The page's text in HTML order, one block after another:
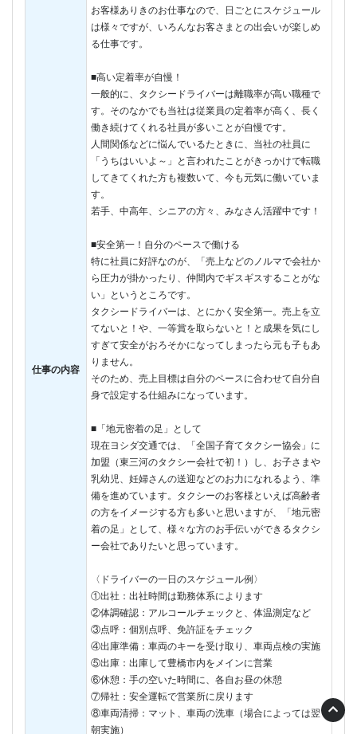
仕事の内容
お客様ありきのお仕事なので、日ごとにスケジュール
は様々ですが、いろんなお客さまとの出会いが楽しめ
る仕事です。
■高い定着率が自慢！
一般的に、タクシードライバーは離職率が高い職種で
す。そのなかでも当社は従業員の定着率が高く、長く
働き続けてくれる社員が多いことが自慢です。
人間関係などに悩んでいるたときに、当社の社員に
「うちはいいよ～」と言われたことがきっかけで転職
してきてくれた方も複数いて、今も元気に働いていま
す。
若手、中高年、シニアの方々、みなさん活躍中です！
■安全第一！自分のペースで働ける
特に社員に好評なのが、「売上などのノルマで会社か
ら圧力が掛かったり、仲間内でギスギスすることがな
い」というところです。
タクシードライバーは、とにかく安全第一。売上を立
てないと！や、一等賞を取らないと！と成果を気にし
すぎて安全がおろそかになってしまったら元も子もあ
りません。
そのため、売上目標は自分のペースに合わせて自分自
身で設定する仕組みになっています。
■「地元密着の足」として
現在ヨシダ交通では、「全国子育てタクシー協会」に
加盟（東三河のタクシー会社で初！）し、お子さまや
乳幼児、妊婦さんの送迎などのお力になれるよう、準
備を進めています。タクシーのお客様といえば高齢者
の方をイメージする方も多いと思いますが、「地元密
着の足」として、様々な方のお手伝いができるタクシ
ー会社でありたいと思っています。
〈ドライバーの一日のスケジュール例〉
①出社：出社時間は勤務体系によります
②体調確認：アルコールチェックと、体温測定など
③点呼：個別点呼、免許証をチェック
④出庫準備：車両のキーを受け取り、車両点検の実施
⑤出庫：出庫して豊橋市内をメインに営業
⑥休憩：手の空いた時間に、各自お昼の休憩
⑦帰社：安全運転で営業所に戻ります
⑧車両清掃：マット、車両の洗車（場合によっては翌
朝実施）